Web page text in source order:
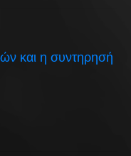
και η συντηρησή